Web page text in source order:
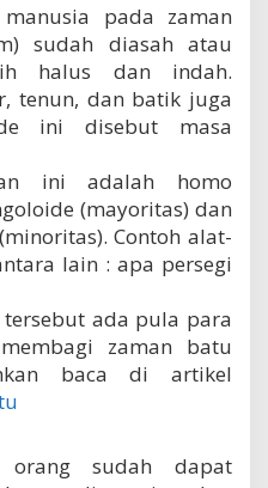
pada zaman
sudah diasah atau
halus dan indah.
tenun, dan batik juga
ini disebut masa
ini adalah homo
(mayoritas) dan
Contoh alat-
lain : apa persegi
ada pula para
zaman batu
baca di artikel
orang sudah dapat